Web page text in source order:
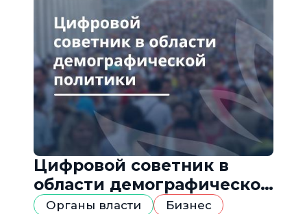
Цифровой советник в
области демографической
политики
Органы власти
Бизнес